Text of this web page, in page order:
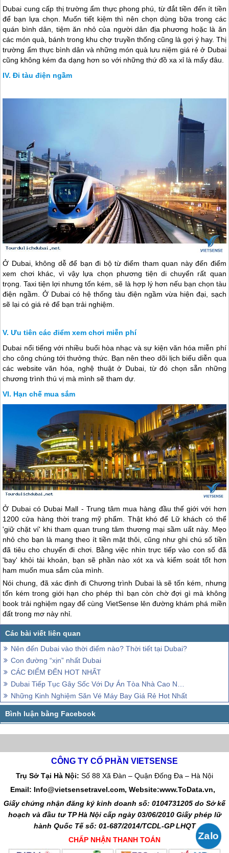
Dubai cung cấp thị trường ẩm thực phong phú, từ đắt tiền đến ít tiền
để bạn lựa chọn. Muốn tiết kiệm thì nên chọn dùng bữa trong các
quán bình dân, tiệm ăn nhỏ của người dân địa phương hoặc là ăn
các món quà, bánh trong khu chợ truyền thống cũng là gợi ý hay. Thị
trường ẩm thực bình dân và những món quà lưu niệm giá rẻ ở Dubai
cũng không kém đa dạng hơn so với những thứ đồ xa xỉ là mấy đâu.
Đi tàu điện ngầm
Ở Dubai, không dễ để bạn đi bộ từ điểm tham quan này đến điểm
xem chơi khác, vì vậy lựa chọn phương tiện di chuyển rất quan
trọng. Taxi tiện lợi nhưng tốn kém, sẽ là hợp lý hơn nếu bạn chọn tàu
điện ngầm. Ở Dubaicó hệ thống tàu điện ngầm vừa hiện đại, sạch
sẽ lại có giá rẻ để bạn trải nghiệm.
Ưu tiên các điểm xem chơi miễn phí
Dubai nổi tiếng với nhiều buổi hòa nhạc và sự kiện văn hóa miễn phí
cho công chúng tới thưởng thức. Bạn nên theo dõi lịch biểu diễn qua
các website văn hóa, nghệ thuật ở Dubai, từ đó chọn sẵn những
chương trình thú vị mà mình sẽ tham dự.
Hạn chế mua sắm
Ở Dubaicó Dubai Mall - Trung tâm mua hàng đầu thế giới với hơn
1200 cửa hàng thời trang mỹ phẩm. Thật khó để Lữ khách có thể
'giữ chặt ví' khi tham quan trung tâm thương mại sầm uất này. Mẹo
nhỏ cho bạn là mang theo ít tiền mặt thôi, cũng như ghi chú số tiền
đã tiêu cho chuyến đi chơi. Bằng việc nhìn trực tiếp vào con số đã
'bay' khỏi tài khoản, bạn sẽ phần nào xót xa và kiểm soát tốt hơn
ham muốn mua sắm của mình.
Nói chung, đã xác định đi Chương trình Dubai là sẽ tốn kém, nhưng
tốn kém trong giới hạn cho phép thì bạn còn chờ đợi gì mà không
book trải nghiệm ngay để cùng VietSense lên đường khám phá miền
đất trong mơ này nhỉ.
Nên đến Dubai vào thời điểm nào? Thời tiết tại Dubai?
Con đường “xịn” nhất Dubai
CÁC ĐIỂM ĐẾN HOT NHẤT
Dubai Tiếp Tục Gây Sốc Với Dự Án Tòa Nhà Cao Nhất Thế Giới
Những Kinh Nghiệm Săn Vé Máy Bay Giá Rẻ Hot Nhất
CÔNG TY CỔ PHẦN VIETSENSE
Trụ Sở Tại Hà Nội: Số 88 Xã Đàn – Quận Đống Đa – Hà Nội
Email: Info@vietsensetravel.com, Website:www.ToData.vn,
Giấy chứng nhận đăng ký kinh doanh số: 0104731205 do Sở kế
hoạch và đầu tư TP Hà Nội cấp ngày 03/06/2010 Giấy phép lữ
hành Quốc Tế số: 01-687/2014/TCDL-GP LHQT
CHẤP NHẬN THANH TOÁN